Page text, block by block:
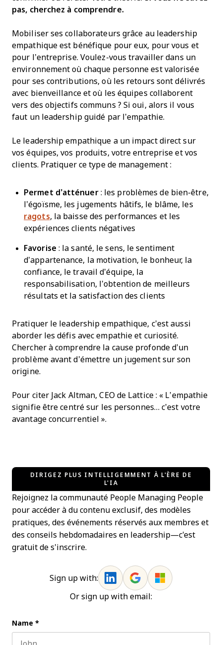
pas, cherchez à comprendre.
Mobiliser ses collaborateurs grâce au leadership
empathique est bénéfique pour eux, pour vous et
pour l’entreprise. Voulez-vous travailler dans un
environnement où chaque personne est valorisée
pour ses contributions, où les retours sont délivrés
avec bienveillance et où les équipes collaborent
vers des objectifs communs ? Si oui, alors il vous
faut un leadership guidé par l’empathie.
Le leadership empathique a un impact direct sur
vos équipes, vos produits, votre entreprise et vos
clients. Pratiquer ce type de management :
Permet d’atténuer: les problèmes de bien-être,
l’égoïsme, les jugements hâtifs, le blâme, les
ragots, la baisse des performances et les
expériences clients négatives
Favorise : la santé, le sens, le sentiment
d’appartenance, la motivation, le bonheur, la
confiance, le travail d’équipe, la
responsabilisation, l’obtention de meilleurs
résultats et la satisfaction des clients
Pratiquer le leadership empathique, c’est aussi
aborder les défis avec empathie et curiosité.
Chercher à comprendre la cause profonde d’un
problème avant d’émettre un jugement sur son
origine.
Pour citer Jack Altman, CEO de Lattice : « L’empathie
signifie être centré sur les personnes… c’est votre
avantage concurrentiel ».
DIRIGEZ PLUS INTELLIGEMMENT À L'ÈRE DE
L'IA
Rejoignez la communauté People Managing People
pour accéder à du contenu exclusif, des modèles
pratiques, des événements réservés aux membres et
des conseils hebdomadaires en leadership—c'est
gratuit de s'inscrire.
Sign up with:
Or sign up with email:
Name *